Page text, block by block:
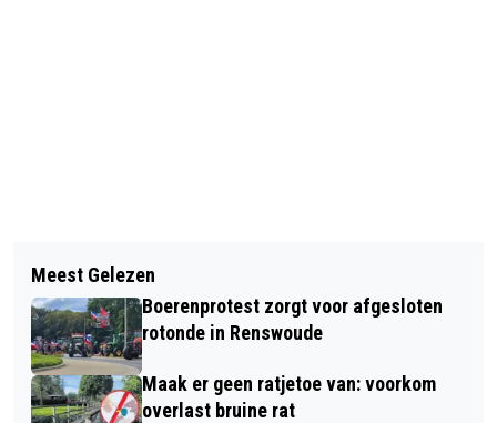
GEZOND SCHERMGEBRUIK CENTRAAL
TIJDENS WEEK VAN DE
MEDIAWIJSHEID IN BIBLIOTHEEK
BARNEVELD
HERIJKING WOONVISIE: REALISTISCH
VERDER BOUWEN AAN WOONAMBITIE
- GEMEENTE BARNEVELD
ACTUALISEERT WOONBELEID
Meest Gelezen
Boerenprotest zorgt voor afgesloten
rotonde in Renswoude
Maak er geen ratjetoe van: voorkom
overlast bruine rat